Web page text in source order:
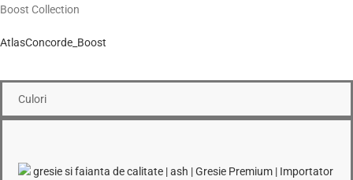
Boost Collection
AtlasConcorde_Boost
Culori